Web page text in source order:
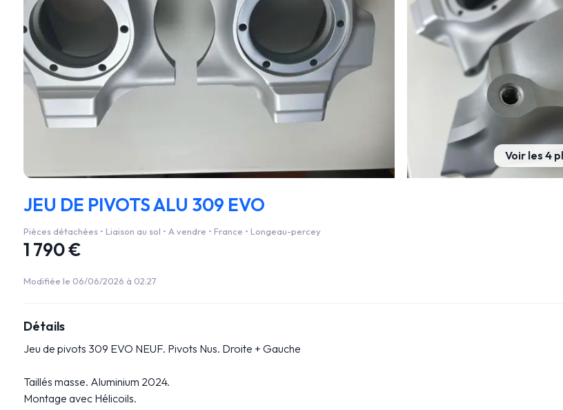
Voir les 4
JEU DE PIVOTS ALU 309 EVO
Pièces détachées • Liaison au sol • A vendre • France • Longeau-percey
1 790 €
Modifiée le 06/06/2026 à 02:27
Détails
Jeu de pivots 309 EVO NEUF. Pivots Nus. Droite + Gauche
Taillés masse. Aluminium 2024.
Montage avec Hélicoils.